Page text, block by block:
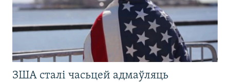
ЗША сталі часьцей адмаўляць